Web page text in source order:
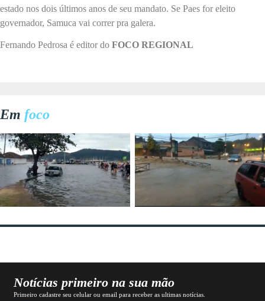
estado nos dois últimos anos de seu mandato. Se Paes for eleito
governador, Samuca vai correr pra galera.
Fernando Pedrosa é editor do FOCO REGIONAL
Em foco
Notícias primeiro na sua mão
Primeiro cadastre seu celular ou email para receber as ultimas notícias.